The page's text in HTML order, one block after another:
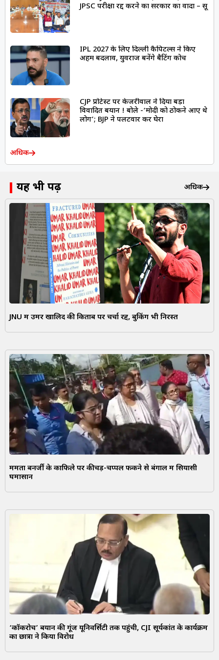
JPSC परीक्षा रद्द करने का सरकार का वादा – सूत्र
IPL 2027 के लिए दिल्ली कैपिटल्स ने किए
अहम बदलाव, युवराज बनेंगे बैटिंग कोच
CJP प्रोटेस्ट पर केजरीवाल ने दिया बड़ा
विवादित बयान ! बोले -‘मोदी को ठोकने आए थे
लोग’; BJP ने पलटवार कर घेरा
अधिक
यह भी पढ़ें अधिक
JNU में उमर खालिद की किताब पर चर्चा रद्द, बुकिंग भी निरस्त
ममता बनर्जी के काफिले पर कीचड़-चप्पल फेंकने से बंगाल में सियासी
घमासान
‘कॉकरोच’ बयान की गूंज यूनिवर्सिटी तक पहुंची, CJI सूर्यकांत के कार्यक्रम
का छात्रों ने किया विरोध